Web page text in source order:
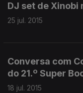
DJ set de Xinobi
25 jul. 2015
Conversa com
do 21.º Super
18 jul. 2015